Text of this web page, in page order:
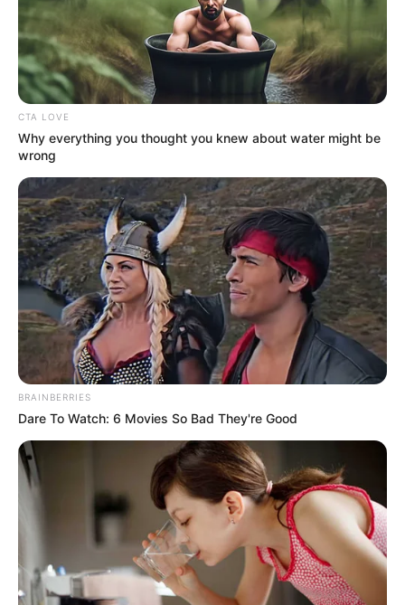
CTA LOVE
Why everything you thought you knew about water might be
wrong
BRAINBERRIES
Dare To Watch: 6 Movies So Bad They're Good